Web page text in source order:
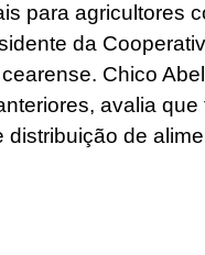
para agricultores
da
Chico
avalia
distribuição de